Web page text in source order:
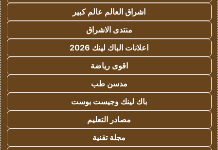
اشراق العالم عالم كبير
منتدى الاشراق
اعلانات الباك لينك 2026
اقوى رياضة
مدسن طب
باك لينك وجيست بوست
مصادر التعليم
مجلة تقنية